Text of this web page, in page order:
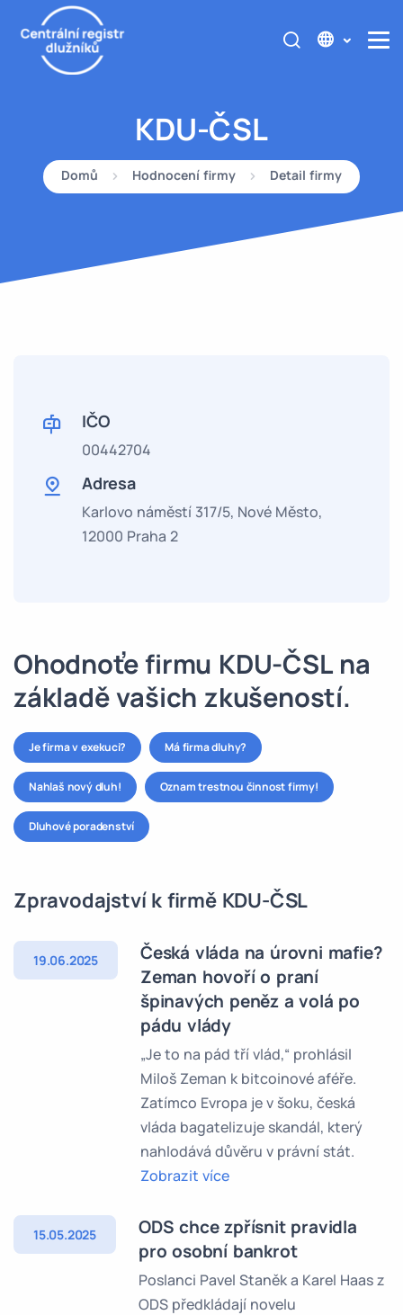
KDU-ČSL
Domů Hodnocení firmy Detail firmy
IČO
00442704
Adresa
Karlovo náměstí 317/5, Nové Město,
12000 Praha 2
Ohodnoťe firmu KDU-ČSL na
základě vašich zkušeností.
Je firma v exekuci? Má firma dluhy?
Nahlaš nový dluh! Oznam trestnou činnost firmy!
Dluhové poradenství
Zpravodajství k firmě KDU-ČSL
19.06.2025
Česká vláda na úrovni mafie?
Zeman hovoří o praní
špinavých peněz a volá po
pádu vlády
„Je to na pád tří vlád,“ prohlásil
Miloš Zeman k bitcoinové aféře.
Zatímco Evropa je v šoku, česká
vláda bagatelizuje skandál, který
nahlodává důvěru v právní stát.
Zobrazit více
15.05.2025
ODS chce zpřísnit pravidla
pro osobní bankrot
Poslanci Pavel Staněk a Karel Haas z
ODS předkládají novelu